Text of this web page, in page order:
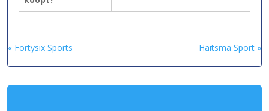
« Fortysix Sports Haitsma Sport »